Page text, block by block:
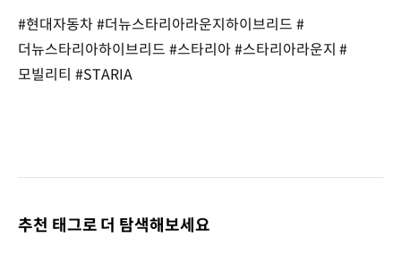
#현대자동차 #더뉴스타리아라운지하이브리드 #
더뉴스타리아하이브리드 #스타리아 #스타리아라운지 #
모빌리티 #STARIA
추천 태그로 더 탐색해보세요